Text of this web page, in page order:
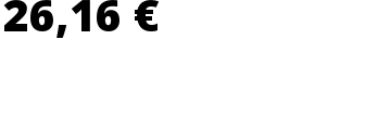
26,16 €